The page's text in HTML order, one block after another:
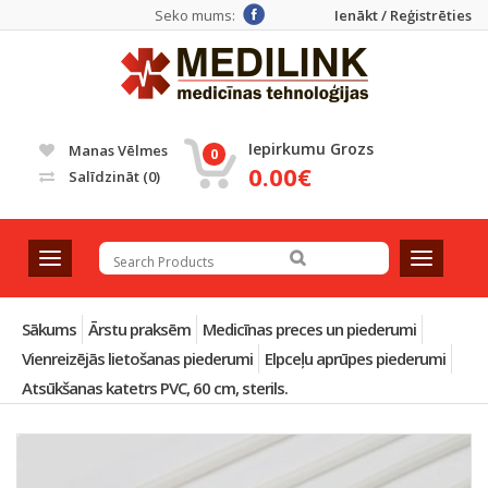
Ienākt / Reģistrēties
Seko mums:
Manas Vēlmes
Salīdzināt (0)
0 Iepirkumu Grozs
0.00€
T
o
g
g
e
n
v
T
o
g
l
e
v
i
Sākums Ārstu praksēm Medicīnas preces un piederumi
Vienreizējās lietošanas piederumi Elpceļu aprūpes piederumi
Atsūkšanas katetrs PVC, 60 cm, sterils.